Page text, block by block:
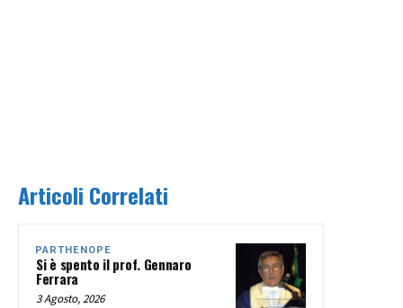
Articoli Correlati
PARTHENOPE
Si è spento il prof. Gennaro
Ferrara
3 Agosto, 2026